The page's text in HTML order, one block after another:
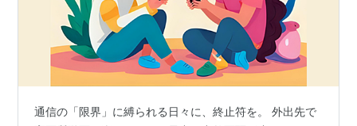
通信の「限界」に縛られる日々に、終止符を。 外出先で